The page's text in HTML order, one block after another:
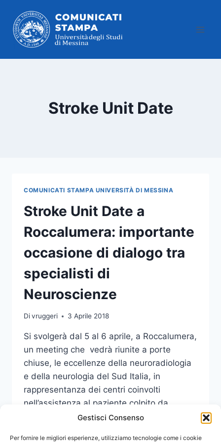
Gestisci Consenso
Per fornire le migliori esperienze, utilizziamo tecnologie come i cookie
contenuto
Stroke Unit Date
COMUNICATI STAMPA UNIVERSITÀ DI MESSINA
Stroke Unit Date a
Roccalumera: importante
occasione di dialogo tra
specialisti di
Neuroscienze
Divruggeri 3 Aprile 2018
Si svolgerà dal 5 al 6 aprile, a Roccalumera,
un meeting che vedrà riunite a porte
chiuse, le eccellenze della neuroradiologia
e della neurologia del Sud Italia, in
rappresentanza dei centri coinvolti
nell’assistenza al paziente colpito da
LEGGI DI PIÙSTROKE